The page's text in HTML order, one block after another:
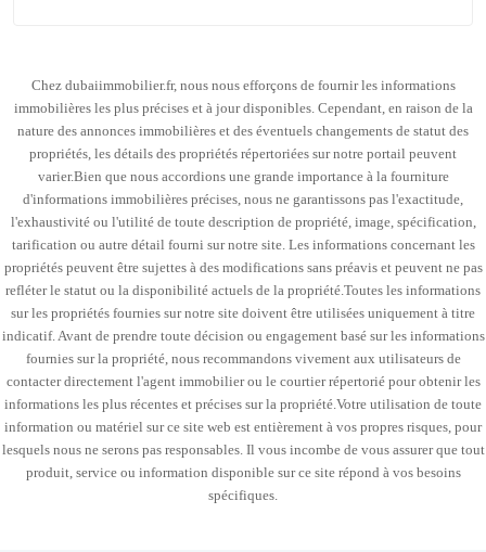
Chez dubaiimmobilier.fr, nous nous efforçons de fournir les informations
immobilières les plus précises et à jour disponibles. Cependant, en raison de la
nature des annonces immobilières et des éventuels changements de statut des
propriétés, les détails des propriétés répertoriées sur notre portail peuvent
varier.Bien que nous accordions une grande importance à la fourniture
d'informations immobilières précises, nous ne garantissons pas l'exactitude,
l'exhaustivité ou l'utilité de toute description de propriété, image, spécification,
tarification ou autre détail fourni sur notre site. Les informations concernant les
propriétés peuvent être sujettes à des modifications sans préavis et peuvent ne pas
refléter le statut ou la disponibilité actuels de la propriété.Toutes les informations
sur les propriétés fournies sur notre site doivent être utilisées uniquement à titre
indicatif. Avant de prendre toute décision ou engagement basé sur les informations
fournies sur la propriété, nous recommandons vivement aux utilisateurs de
contacter directement l'agent immobilier ou le courtier répertorié pour obtenir les
informations les plus récentes et précises sur la propriété.Votre utilisation de toute
information ou matériel sur ce site web est entièrement à vos propres risques, pour
lesquels nous ne serons pas responsables. Il vous incombe de vous assurer que tout
produit, service ou information disponible sur ce site répond à vos besoins
spécifiques.